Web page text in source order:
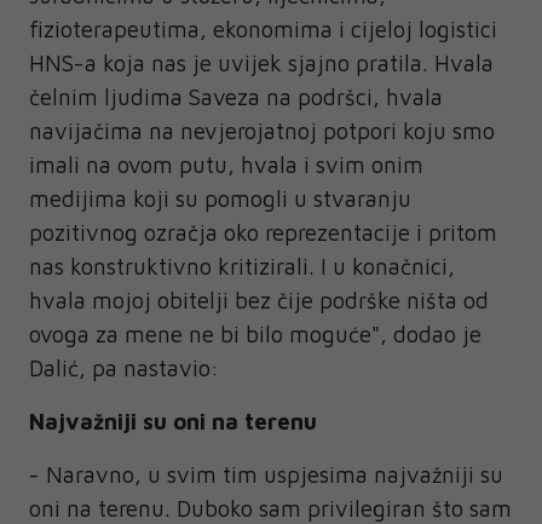
fizioterapeutima, ekonomima i cijeloj logistici
HNS-a koja nas je uvijek sjajno pratila. Hvala
čelnim ljudima Saveza na podršci, hvala
navijačima na nevjerojatnoj potpori koju smo
imali na ovom putu, hvala i svim onim
medijima koji su pomogli u stvaranju
pozitivnog ozračja oko reprezentacije i pritom
nas konstruktivno kritizirali. I u konačnici,
hvala mojoj obitelji bez čije podrške ništa od
ovoga za mene ne bi bilo moguće", dodao je
Dalić, pa nastavio:
Najvažniji su oni na terenu
- Naravno, u svim tim uspjesima najvažniji su
oni na terenu. Duboko sam privilegiran što sam